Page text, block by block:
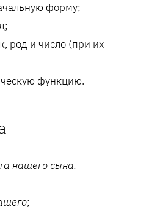
форму;
род и число (при их
функцию.
нашего сына.
;